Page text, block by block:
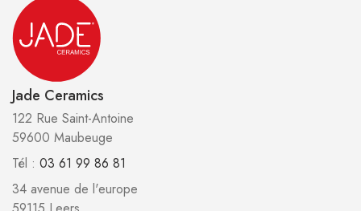
Jade Ceramics
122 Rue Saint-Antoine
59600 Maubeuge
Tél : 03 61 99 86 81
34 avenue de l'europe